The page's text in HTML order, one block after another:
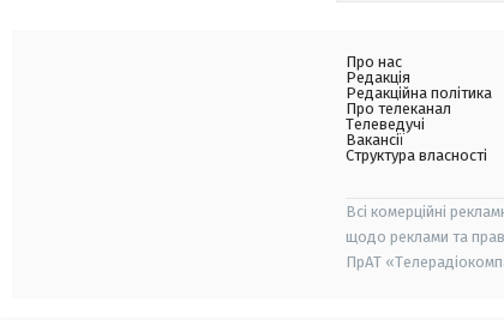
Про нас
Редакція
Редакційна політика
Про телеканал
Телеведучі
Вакансії
Структура власності
Всі комерційні
щодо реклами та
ПрАТ